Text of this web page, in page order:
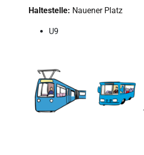
Haltestelle: Nauener Platz
U9